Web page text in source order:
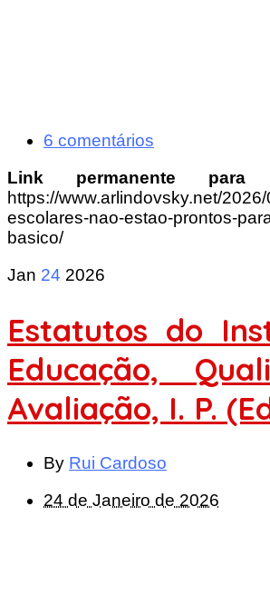
6 comentários
Link permanente para
https://www.arlindovsky.net/
escolares-nao-estao-prontos-
basico/
Jan 24 2026
Estatutos do
Educação,
Avaliação, I. P.
By Rui Cardoso
24 de Janeiro de 2026